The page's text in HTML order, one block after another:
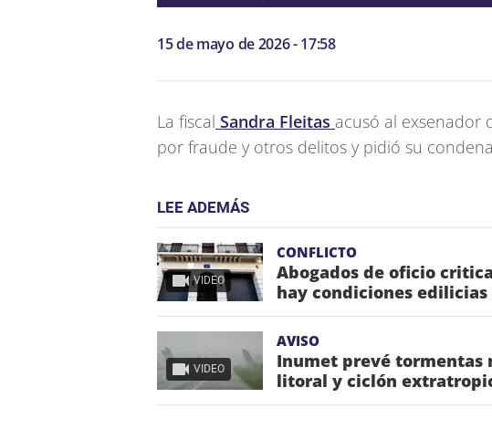
15 de mayo de 2026 - 17:58
La fiscal Sandra Fleitas acusó al exsenador
por fraude y otros delitos y pidió su
LEE ADEMÁS
VIDEO
CONFLICTO
Abogados de oficio
hay condiciones
VIDEO
AVISO
Inumet prevé tormentas
litoral y ciclón